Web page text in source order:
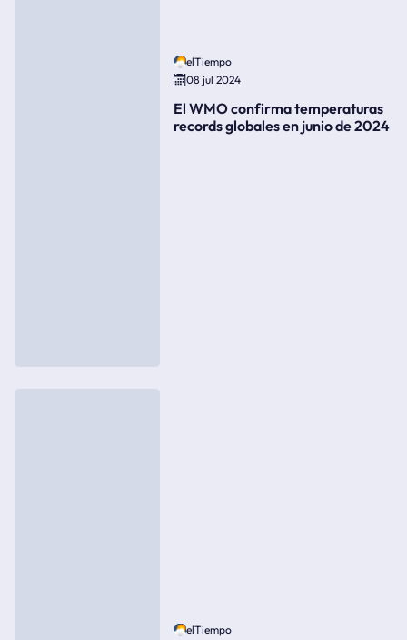
elTiempo
08 jul 2024
El WMO confirma temperaturas
records globales en junio de 2024
elTiempo